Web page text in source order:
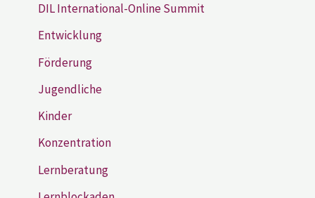
DIL International-Online Summit
Entwicklung
Förderung
Jugendliche
Kinder
Konzentration
Lernberatung